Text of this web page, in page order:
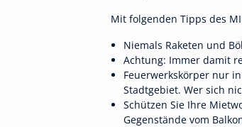
Mit folgenden Tipps des
Niemals Raketen und
Achtung: Immer damit
Feuerwerkskörper nur
Stadtgebiet. Wer sich
Schützen Sie Ihre
Gegenstände vom